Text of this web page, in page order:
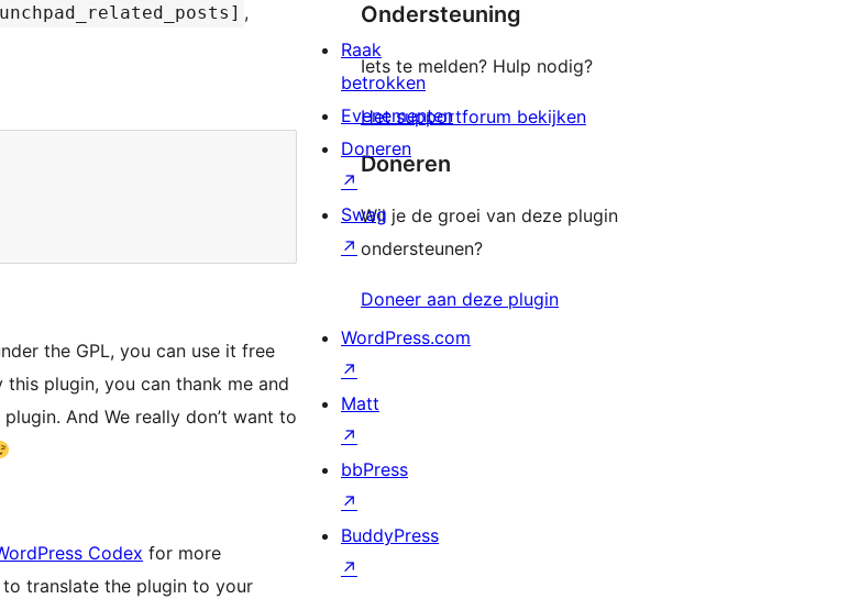
,
the GPL, you can use it free
plugin, you can thank me and
And We really don’t want to
Codex for more
translate the plugin to your
Ondersteuning
Iets te melden? Hulp nodig?
Het supportforum bekijken
Doneren
Wil je de groei van deze plugin
ondersteunen?
Doneer aan deze plugin
Raak
betrokken
Evenementen
Doneren
↗
Swag
↗
WordPress.com
↗
Matt
↗
bbPress
↗
BuddyPress
↗